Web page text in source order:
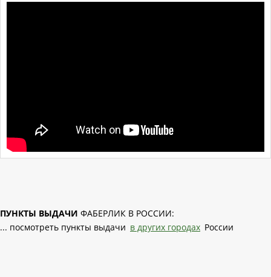
ПУНКТЫ ВЫДАЧИ ФАБЕРЛИК В РОССИИ:
... посмотреть пункты выдачи в других городах России